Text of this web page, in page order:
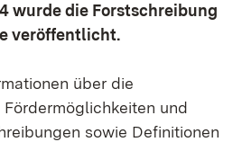
wurde die Forstschreibung
veröffentlicht.
über die
und
sowie Definitionen